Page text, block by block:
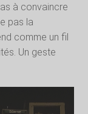
à convaincre
pas la
comme un fil
Un geste